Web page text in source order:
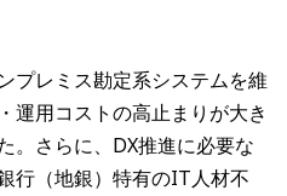
プレミス勘定系システムを維
運用コストの高止まりが大き
。さらに、DX推進に必要な
行（地銀）特有のIT人材不